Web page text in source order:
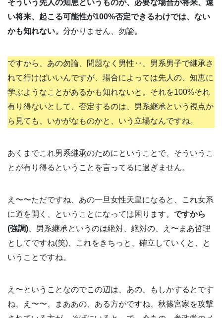
そういう先人の知恵というものが、必要な場合が将来、遠
い将来、起こる可能性が100%否定できるわけでは、ない
かも知れない。 分かりません、勿論。
ですから、あの勿論、問題なく男性‥、男系男子で継承さ
れて行けばいいんですが、場合によっては先人の、知恵に
学ぶようなことがあるかも知れないと。それを100%それ
有り得ないとして、否定するのは、男系継承という視点か
ら見ても、いかがなものかと、いう立場なんですね。
あくまでこれ男系継承のためにということで、そういうこ
とが有り得るということを言ってるに過ぎません。
え〜〜ただですね、あの一旦女性天皇になると、これ女系
に道を開く、ということになっては困ります。 ですから
(強調) 、男系継承というのは絶対、絶対の、え〜まあ哲理
としてですね(笑)、これをきちっと、確立していくと、と
いうことですね。
え〜ということなのでこの辺は、あの、もしかするとです
ね、え〜〜、まああの、ある方がですね、秋篠宮家を攻撃